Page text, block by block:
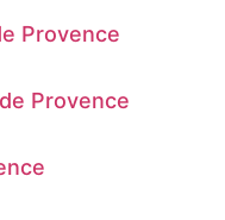
Provence
Provence